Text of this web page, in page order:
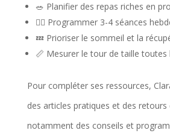
🥗 Planifier des repas riches en
🏃‍♀️ Programmer 3-4 séances
💤 Prioriser le sommeil et la
📏 Mesurer le tour de taille toutes
Pour compléter ses ressources,
des articles pratiques et des retours
notamment des conseils et